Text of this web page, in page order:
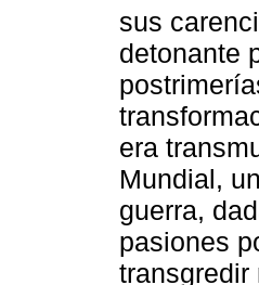
sus
detonante
era
Mundial,
guerra,
pasiones
transgredir